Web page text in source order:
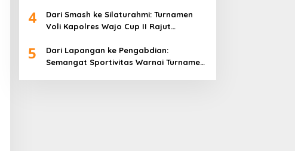
4
Dari Smash ke Silaturahmi: Turnamen
Voli Kapolres Wajo Cup II Rajut
80
5
Dari Lapangan ke Pengabdian:
Semangat Sportivitas Warnai Turnamen